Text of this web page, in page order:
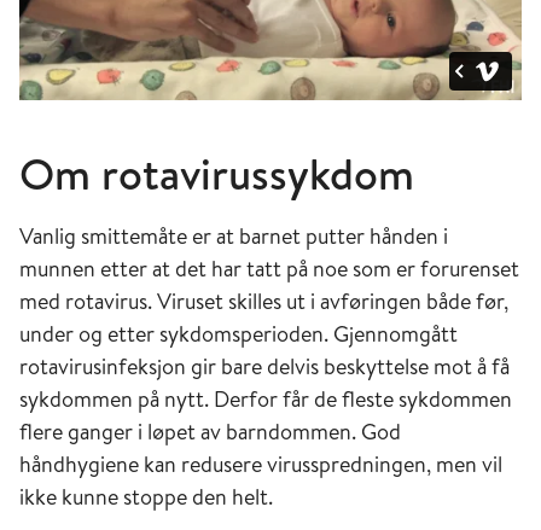
Om rotavirussykdom
Vanlig smittemåte er at barnet putter hånden i
munnen etter at det har tatt på noe som er forurenset
med rotavirus. Viruset skilles ut i avføringen både før,
under og etter sykdomsperioden. Gjennomgått
rotavirusinfeksjon gir bare delvis beskyttelse mot å få
sykdommen på nytt. Derfor får de fleste sykdommen
flere ganger i løpet av barndommen. God
håndhygiene kan redusere virusspredningen, men vil
ikke kunne stoppe den helt.